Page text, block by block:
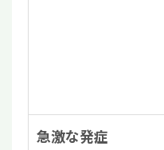
急激な発症